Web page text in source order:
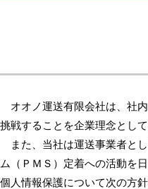
オオノ運送有限会社は、社
挑戦することを企業理念として
また、当社は運送事業者と
ム（ＰＭＳ）定着への活動を
個人情報保護について次の方針